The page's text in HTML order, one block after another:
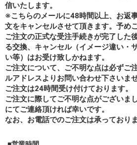
信いたします。
※こちらのメールに48時間以上、お返
文をキャンセルさせて頂きます。予め
ご注文の正式な受注手続きが完了した
る交換、キャンセル（イメージ違い・
い等）はお受け致しかねます。
ご注文について、ご不明な点は必ずご
ルアドレスよりお問い合わせ下さいませ
ご注文は24時間受け付けております。
ご注文に際してご不明な点がございま
にてご連絡頂ければ幸いです。
なお、 お電話でのご注文は承っておりま